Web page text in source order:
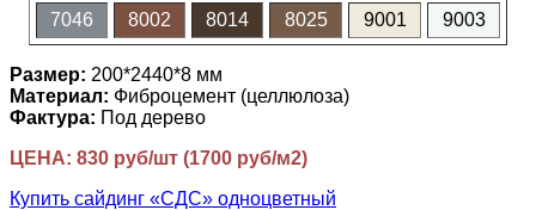
7046 8002 8014 8025 9001 9003
Размер: 200*2440*8 мм
Материал: Фиброцемент (целлюлоза)
Фактура: Под дерево
ЦЕНА: 830 руб/шт (1700 руб/м2)
Купить сайдинг «СДС» одноцветный